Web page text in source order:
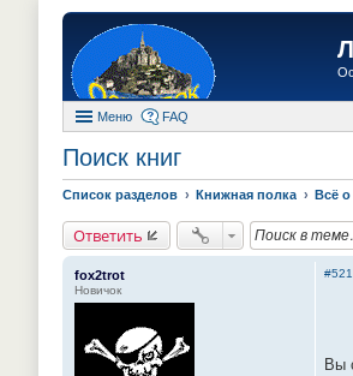
Меню FAQ
Поиск книг
Список разделов Книжная полка Всё о
Ответить
fox2trot
Новичок
#521
Вы